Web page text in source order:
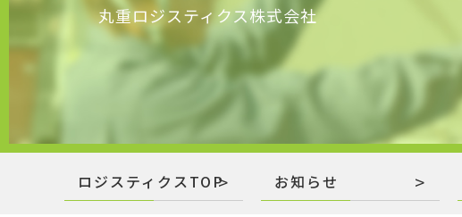
丸重ロジスティクス株式会社
ロジスティクスTOP お知らせ